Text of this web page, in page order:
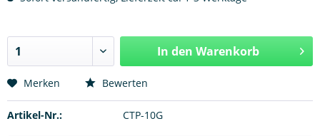
In den Warenkorb
Merken Bewerten
Artikel-Nr.: CTP-10G